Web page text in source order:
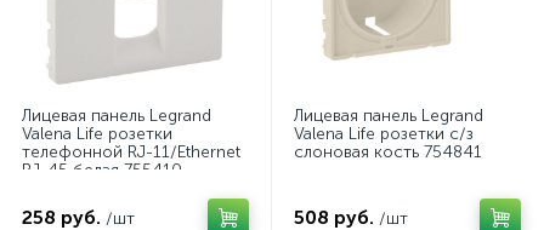
Лицевая панель Legrand
Valena Life розетки
телефонной RJ-11/Ethernet
RJ-45 белая 755410
258 руб. /шт
Лицевая панель Legrand
Valena Life розетки с/з
слоновая кость 754841
508 руб. /шт